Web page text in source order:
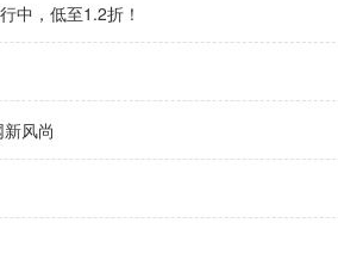
中，低至1.2折！
风尚